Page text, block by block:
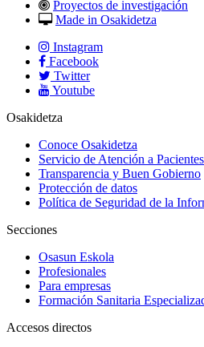
Proyectos de investigación
Made in Osakidetza
Instagram
Facebook
Twitter
Youtube
Osakidetza
Conoce Osakidetza
Servicio de Atención a
Transparencia y Buen Gobierno
Protección de datos
Política de Seguridad de la
Secciones
Osasun Eskola
Profesionales
Para empresas
Formación Sanitaria
Accesos directos